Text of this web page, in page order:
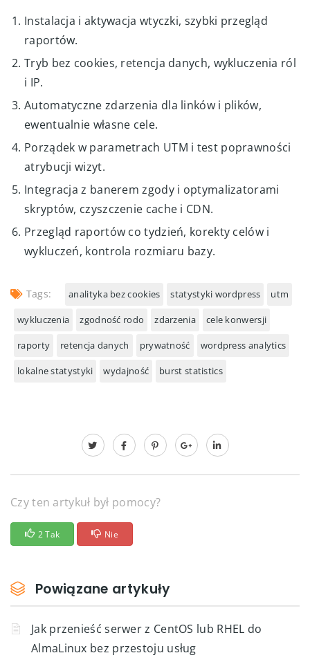
Instalacja i aktywacja wtyczki, szybki przegląd
raportów.
Tryb bez cookies, retencja danych, wykluczenia ról
i IP.
Automatyczne zdarzenia dla linków i plików,
ewentualnie własne cele.
Porządek w parametrach UTM i test poprawności
atrybucji wizyt.
Integracja z banerem zgody i optymalizatorami
skryptów, czyszczenie cache i CDN.
Przegląd raportów co tydzień, korekty celów i
wykluczeń, kontrola rozmiaru bazy.
Tags: analityka bez cookies statystyki wordpress utm
wykluczenia zgodność rodo zdarzenia cele konwersji
raporty retencja danych prywatność wordpress analytics
lokalne statystyki wydajność burst statistics
Czy ten artykuł był pomocy?
2 Tak Nie
Powiązane artykuły
Jak przenieść serwer z CentOS lub RHEL do
AlmaLinux bez przestoju usług